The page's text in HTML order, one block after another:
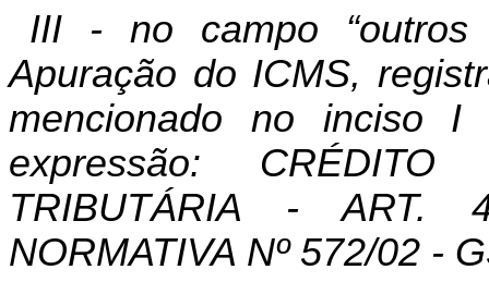
III - no campo “outros
Apuração do ICMS,
mencionado no inciso
expressão:
TRIBUTÁRIA - ART.
NORMATIVA Nº 572/02 -